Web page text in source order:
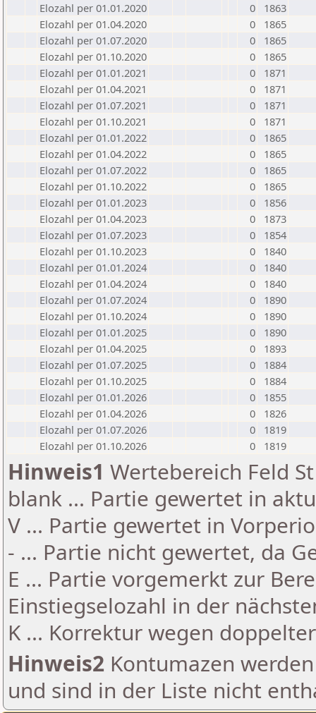
Elozahl per 01.01.2020
0
1863
Elozahl per 01.04.2020
0
1865
Elozahl per 01.07.2020
0
1865
Elozahl per 01.10.2020
0
1865
Elozahl per 01.01.2021
0
1871
Elozahl per 01.04.2021
0
1871
Elozahl per 01.07.2021
0
1871
Elozahl per 01.10.2021
0
1871
Elozahl per 01.01.2022
0
1865
Elozahl per 01.04.2022
0
1865
Elozahl per 01.07.2022
0
1865
Elozahl per 01.10.2022
0
1865
Elozahl per 01.01.2023
0
1856
Elozahl per 01.04.2023
0
1873
Elozahl per 01.07.2023
0
1854
Elozahl per 01.10.2023
0
1840
Elozahl per 01.01.2024
0
1840
Elozahl per 01.04.2024
0
1840
Elozahl per 01.07.2024
0
1890
Elozahl per 01.10.2024
0
1890
Elozahl per 01.01.2025
0
1890
Elozahl per 01.04.2025
0
1893
Elozahl per 01.07.2025
0
1884
Elozahl per 01.10.2025
0
1884
Elozahl per 01.01.2026
0
1855
Elozahl per 01.04.2026
0
1826
Elozahl per 01.07.2026
0
1819
Elozahl per 01.10.2026
0 1819
Hinweis1 Wertebereich Feld
blank ... Partie gewertet in
V ... Partie gewertet in
- ... Partie nicht gewertet, da
E ... Partie vorgemerkt zur
Einstiegselozahl in der
K ... Korrektur wegen
Hinweis2 Kontumazen
und sind in der Liste nicht